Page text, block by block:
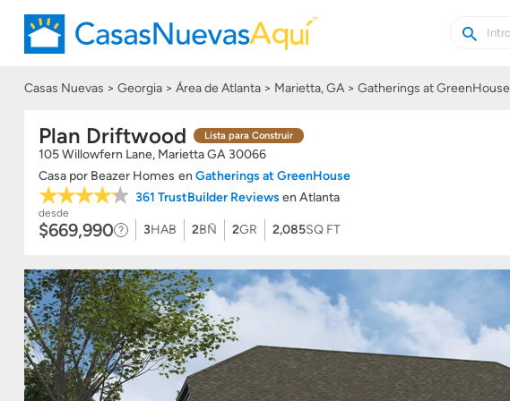
Buscar
casas
Buscar
Casas Nuevas Georgia Área de Atlanta Marietta, GA Gatherings at GreenHouse
Plan Driftwood Lista para Construir
105 Willowfern Lane, MariettaGA 30066
Casa por Beazer Homes en Gatherings at GreenHouse
361 TrustBuilder Reviews en Atlanta
desde
$669,990 3HAB 2BÑ 2GR 2,085SQ FT